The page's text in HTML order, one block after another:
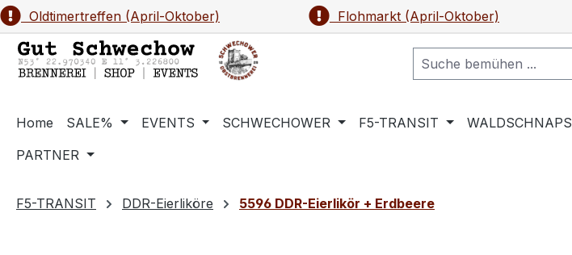
Hauptinhalt springen
Zur Suche springen
Zur Hauptnavigation springen
Oldtimertreffen (April-Oktober) Flohmarkt (April-Oktober)
Home SALE% EVENTS SCHWECHOWER F5-TRANSIT WALDSCHNAPS
PARTNER
F5-TRANSIT DDR-Eierliköre 5596 DDR-Eierlikör + Erdbeere